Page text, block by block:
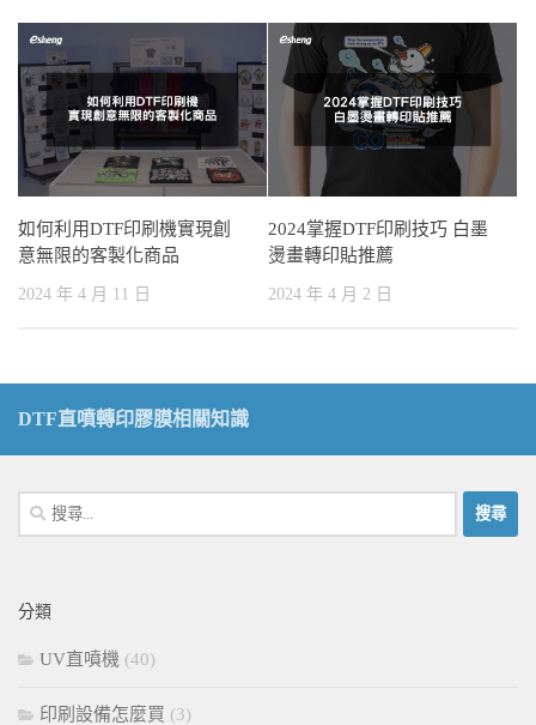
如何利用DTF印刷機實現創
意無限的客製化商品
2024 年 4 月 11 日
2024掌握DTF印刷技巧 白墨
燙畫轉印貼推薦
2024 年 4 月 2 日
DTF直噴轉印膠膜相關知識
搜
尋
字:
分類
UV直噴機 (40)
印刷設備怎麼買 (3)